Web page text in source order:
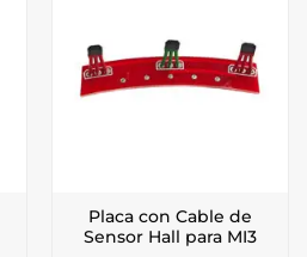
Placa con Cable de
Sensor Hall para MI3